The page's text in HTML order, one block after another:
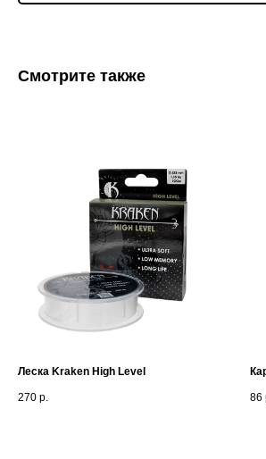
Смотрите также
Леска Kraken High Level
270 р. 86